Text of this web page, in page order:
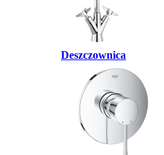
Deszczownica